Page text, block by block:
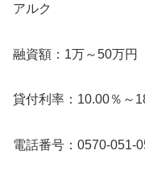
アルク
融資額：1万～50万円
貸付利率：10.00％～
電話番号：0570-051-